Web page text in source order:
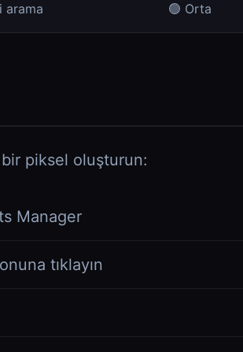
arama 🟢 Orta
piksel oluşturun:
Manager
tıklayın